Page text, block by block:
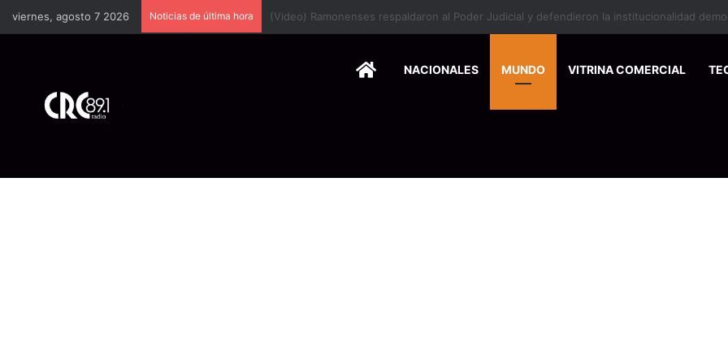
viernes, agosto 7 2026 Noticias de última hora
HOMENACIONALES MUNDO VITRINA COMERCIAL